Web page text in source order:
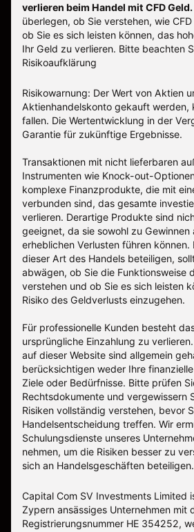
verlieren beim Handel mit CFD Geld.
überlegen, ob Sie verstehen, wie
ob Sie es sich leisten können, das
Ihr Geld zu verlieren. Bitte beachten
Risikoaufklärung
Risikowarnung: Der Wert von Aktien
Aktienhandelskonto gekauft werden,
fallen. Die Wertentwicklung in der
Garantie für zukünftige Ergebnisse.
Transaktionen mit nicht lieferbaren
Instrumenten wie Knock-out-
komplexe Finanzprodukte, die mit
verbunden sind, das gesamte
verlieren. Derartige Produkte sind
geeignet, da sie sowohl zu Gewinnen
erheblichen Verlusten führen können.
dieser Art des Handels beteiligen,
abwägen, ob Sie die Funktionsweise
verstehen und ob Sie es sich leisten
Risiko des Geldverlusts einzugehen.
Für professionelle Kunden besteht
ursprüngliche Einzahlung zu
auf dieser Website sind allgemein
berücksichtigen weder Ihre
Ziele oder Bedürfnisse. Bitte prüfen
Rechtsdokumente und vergewissern
Risiken vollständig verstehen, bevor
Handelsentscheidung treffen. Wir
Schulungsdienste unseres
nehmen, um die Risiken besser zu
sich an Handelsgeschäften beteiligen.
Capital Com SV Investments Limited
Zypern ansässiges Unternehmen mit
Registrierungsnummer HE 354252,